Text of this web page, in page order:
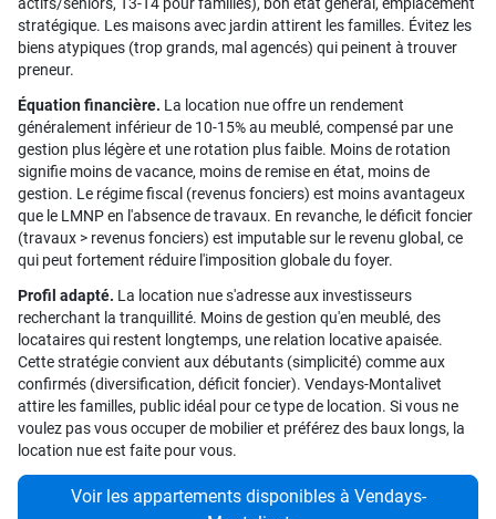
stratégique. Les maisons avec jardin attirent les familles. Évitez les
biens atypiques (trop grands, mal agencés) qui peinent à trouver
preneur.
Équation financière. La location nue offre un rendement
généralement inférieur de 10-15% au meublé, compensé par une
gestion plus légère et une rotation plus faible. Moins de rotation
signifie moins de vacance, moins de remise en état, moins de
gestion. Le régime fiscal (revenus fonciers) est moins avantageux
que le LMNP en l'absence de travaux. En revanche, le déficit foncier
(travaux > revenus fonciers) est imputable sur le revenu global, ce
qui peut fortement réduire l'imposition globale du foyer.
Profil adapté. La location nue s'adresse aux investisseurs
recherchant la tranquillité. Moins de gestion qu'en meublé, des
locataires qui restent longtemps, une relation locative apaisée.
Cette stratégie convient aux débutants (simplicité) comme aux
confirmés (diversification, déficit foncier). Vendays-Montalivet
attire les familles, public idéal pour ce type de location. Si vous ne
voulez pas vous occuper de mobilier et préférez des baux longs, la
location nue est faite pour vous.
Voir les appartements disponibles à Vendays-